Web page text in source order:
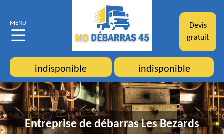
MENU
Devis
gratuit
indisponible indisponible
Entreprise de débarras Les Bezards